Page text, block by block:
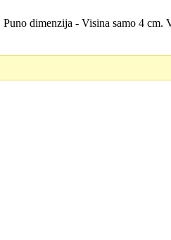
dimenzija - Visina samo 4